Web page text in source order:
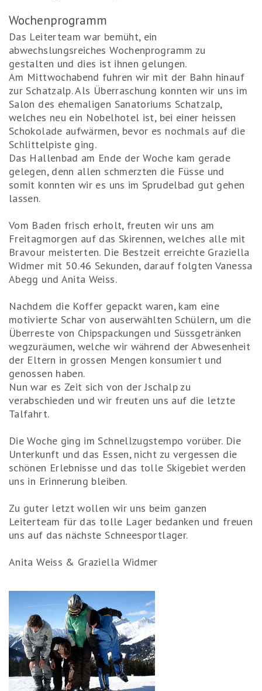
Wochenprogramm
Das Leiterteam war bemüht, ein
abwechslungsreiches Wochenprogramm zu
gestalten und dies ist ihnen gelungen.
Am Mittwochabend fuhren wir mit der Bahn hinauf
zur Schatzalp. Als Überraschung konnten wir uns im
Salon des ehemaligen Sanatoriums Schatzalp,
welches neu ein Nobelhotel ist, bei einer heissen
Schokolade aufwärmen, bevor es nochmals auf die
Schlittelpiste ging.
Das Hallenbad am Ende der Woche kam gerade
gelegen, denn allen schmerzten die Füsse und
somit konnten wir es uns im Sprudelbad gut gehen
lassen.
Vom Baden frisch erholt, freuten wir uns am
Freitagmorgen auf das Skirennen, welches alle mit
Bravour meisterten. Die Bestzeit erreichte Graziella
Widmer mit 50.46 Sekunden, darauf folgten Vanessa
Abegg und Anita Weiss.
Nachdem die Koffer gepackt waren, kam eine
motivierte Schar von auserwählten Schülern, um die
Überreste von Chipspackungen und Süssgetränken
wegzuräumen, welche wir während der Abwesenheit
der Eltern in grossen Mengen konsumiert und
genossen haben.
Nun war es Zeit sich von der Jschalp zu
verabschieden und wir freuten uns auf die letzte
Talfahrt.
Die Woche ging im Schnellzugstempo vorüber. Die
Unterkunft und das Essen, nicht zu vergessen die
schönen Erlebnisse und das tolle Skigebiet werden
uns in Erinnerung bleiben.
Zu guter letzt wollen wir uns beim ganzen
Leiterteam für das tolle Lager bedanken und freuen
uns auf das nächste Schneesportlager.
Anita Weiss & Graziella Widmer